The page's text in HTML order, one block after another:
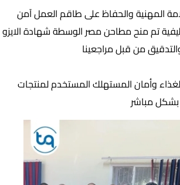
المهنية والحفاظ على طاقم العمل آمن
تم منح مطاحن مصر الوسطة شهادة الايزو
وأمان المستهلك المستخدم لمنتجات
مباشر